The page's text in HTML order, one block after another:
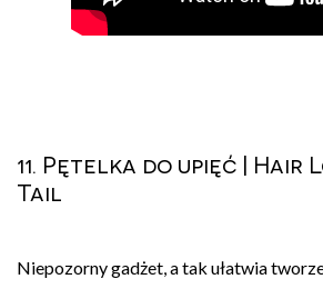
11. Pętelka do upięć | Hair
Tail
Niepozorny gadżet, a tak ułatwia